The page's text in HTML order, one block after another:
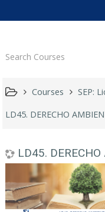
Courses
SEP:
LD45. DERECHO
LD45.